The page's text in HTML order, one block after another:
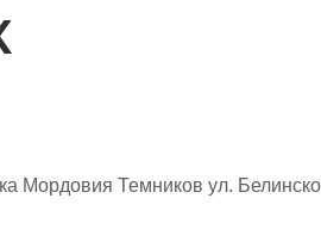
Мордовия Темников ул.